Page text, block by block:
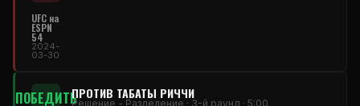
UFC на
ESPN
54
2024-
03-30
ПОБЕДИТЬПРОТИВ ТАБАТЫ РИЧЧИ
Решение - Разделение · 3-й раунд · 5:00